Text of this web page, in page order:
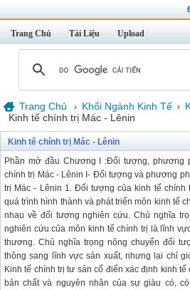
Trang Chủ Tài Liệu Upload
Trang Chủ › Khối Ngành Kinh Tế ›
Kinh tế chính trị Mác - Lênin
Kinh tế chính trị Mác - Lênin
Phần mở đầu Chương I :Đối tượng, phương
chính trị Mác - Lênin I- Đối tượng và phương
trị Mác - Lênin 1. Đối tượng của kinh tế chính
quá trình hình thành và phát triển môn kinh tế
nhau về đối tượng nghiên cứu. Chủ nghĩa
nghiên cứu của môn kinh tế chính trị là lĩnh
thương. Chủ nghĩa trọng nông chuyển đối
thông sang lĩnh vực sản xuất, nhưng lại chỉ
Kinh tế chính trị tư sản cổ điển xác định kinh
bản chất và nguyên nhân của sự giàu có,